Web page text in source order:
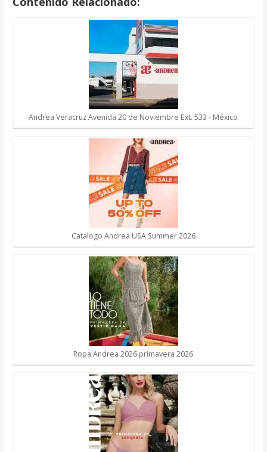
Andrea Veracruz Avenida 20 de Noviembre Ext. 533 - México
Catalogo Andrea USA Summer 2026
Ropa Andrea 2026 primavera 2026